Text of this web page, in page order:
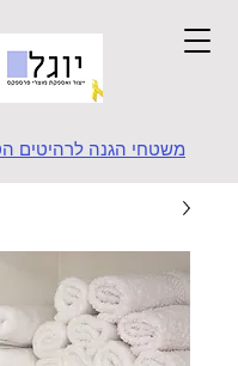
משטחי הגנה לרהיטים